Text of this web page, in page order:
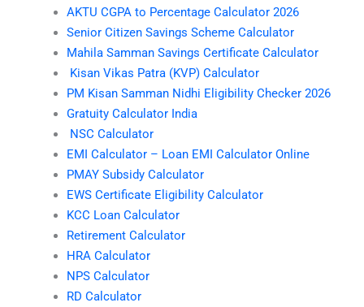
AKTU CGPA to Percentage Calculator 2026
Senior Citizen Savings Scheme Calculator
Mahila Samman Savings Certificate Calculator
Kisan Vikas Patra (KVP) Calculator
PM Kisan Samman Nidhi Eligibility Checker 2026
Gratuity Calculator India
NSC Calculator
EMI Calculator – Loan EMI Calculator Online
PMAY Subsidy Calculator
EWS Certificate Eligibility Calculator
KCC Loan Calculator
Retirement Calculator
HRA Calculator
NPS Calculator
RD Calculator